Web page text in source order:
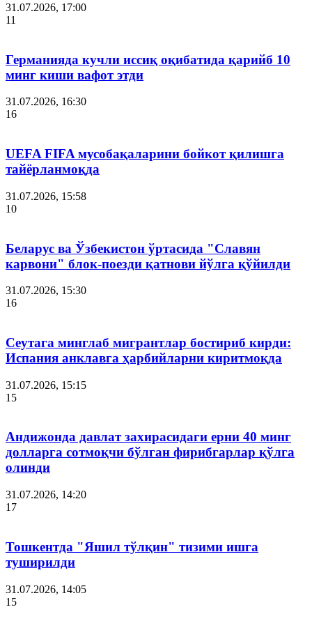
31.07.2026, 17:00
11
Германияда кучли иссиқ оқибатида қарийб 10
минг киши вафот этди
31.07.2026, 16:30
16
UEFA FIFA мусобақаларини бойкот қилишга
тайёрланмоқда
31.07.2026, 15:58
10
Беларус ва Ўзбекистон ўртасида "Славян
карвони" блок-поезди қатнови йўлга қўйилди
31.07.2026, 15:30
16
Сеутага минглаб мигрантлар бостириб кирди:
Испания анклавга ҳарбийларни киритмоқда
31.07.2026, 15:15
15
Андижонда давлат захирасидаги ерни 40 минг
долларга сотмоқчи бўлган фирибгарлар қўлга
олинди
31.07.2026, 14:20
17
Тошкентда "Яшил тўлқин" тизими ишга
туширилди
31.07.2026, 14:05
15